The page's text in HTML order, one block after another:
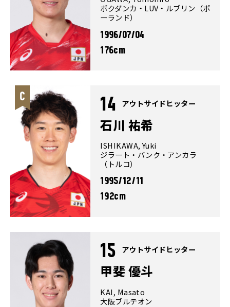
ボクダンカ・LUV・ルブリン（ポ
ーランド）
1996/07/04
176cm
14 アウトサイドヒッター
石川 祐希
ISHIKAWA, Yuki
ジラート・バンク・アンカラ
（トルコ）
1995/12/11
192cm
15 アウトサイドヒッター
甲斐 優斗
KAI, Masato
大阪ブルテオン